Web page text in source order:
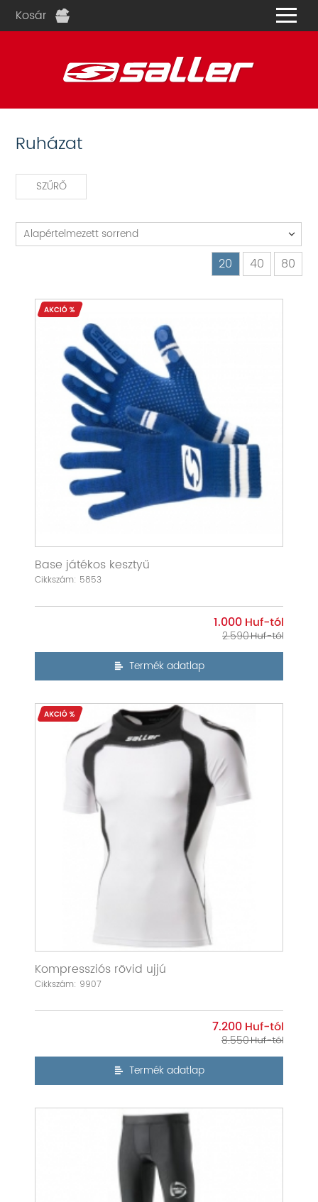
Kosár
Ruházat
SZŰRŐ
Alapértelmezett sorrend
20 40 80
Base játékos kesztyű
Cikkszám: 5853
1.000
2.590
Termék adatlap
Kompressziós rövid ujjú
Cikkszám: 9907
7.200
8.550
Termék adatlap